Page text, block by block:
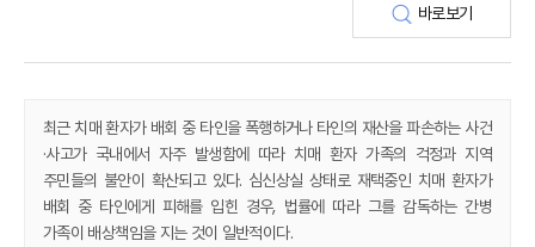
바로보기
최근 치매 환자가 배회 중 타인을 폭행하거나 타인의 재산을 파손하는 사건
·사고가 국내에서 자주 발생함에 따라 치매 환자 가족의 걱정과 지역
주민들의 불안이 확산되고 있다. 심신상실 상태로 재택중인 치매 환자가
배회 중 타인에게 피해를 입힌 경우, 법률에 따라 그를 감독하는 간병
가족이 배상책임을 지는 것이 일반적이다.